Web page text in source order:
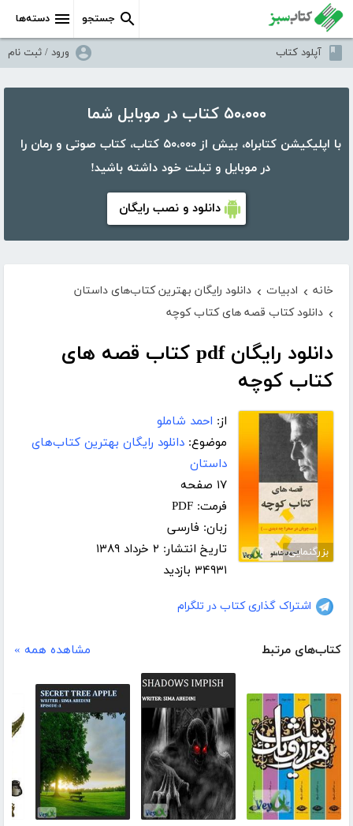
دسته‌ها جستجو
آپلود کتاب ورود / ثبت نام
۵۰،۰۰۰ کتاب در موبایل شما
با اپلیکیشن کتابراه، بیش از ۵۰،۰۰۰ کتاب، کتاب صوتی و رمان را
در موبایل و تبلت خود داشته باشید!
دانلود و نصب رایگان
خانه › ادبیات › دانلود رایگان بهترین کتاب‌های داستان
› دانلود کتاب قصه های کتاب کوچه
دانلود رایگان pdf کتاب قصه های
کتاب کوچه
بزرگنمایی
از: احمد شاملو
موضوع: دانلود رایگان بهترین کتاب‌های
داستان
۱۷ صفحه
فرمت: PDF
زبان: فارسی
تاریخ انتشار: ۲ خرداد ۱۳۸۹
۳۴۹۳۱ بازدید
اشتراک گذاری کتاب در تلگرام
کتاب‌های مرتبط مشاهده همه »